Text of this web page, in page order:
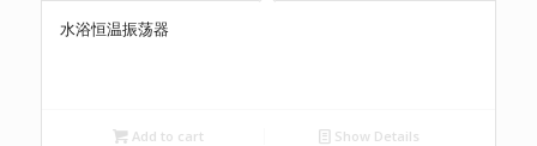
水浴恒温振荡器
Add to cart Show Details